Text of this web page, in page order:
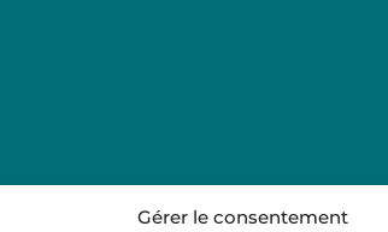
Gérer le consentement